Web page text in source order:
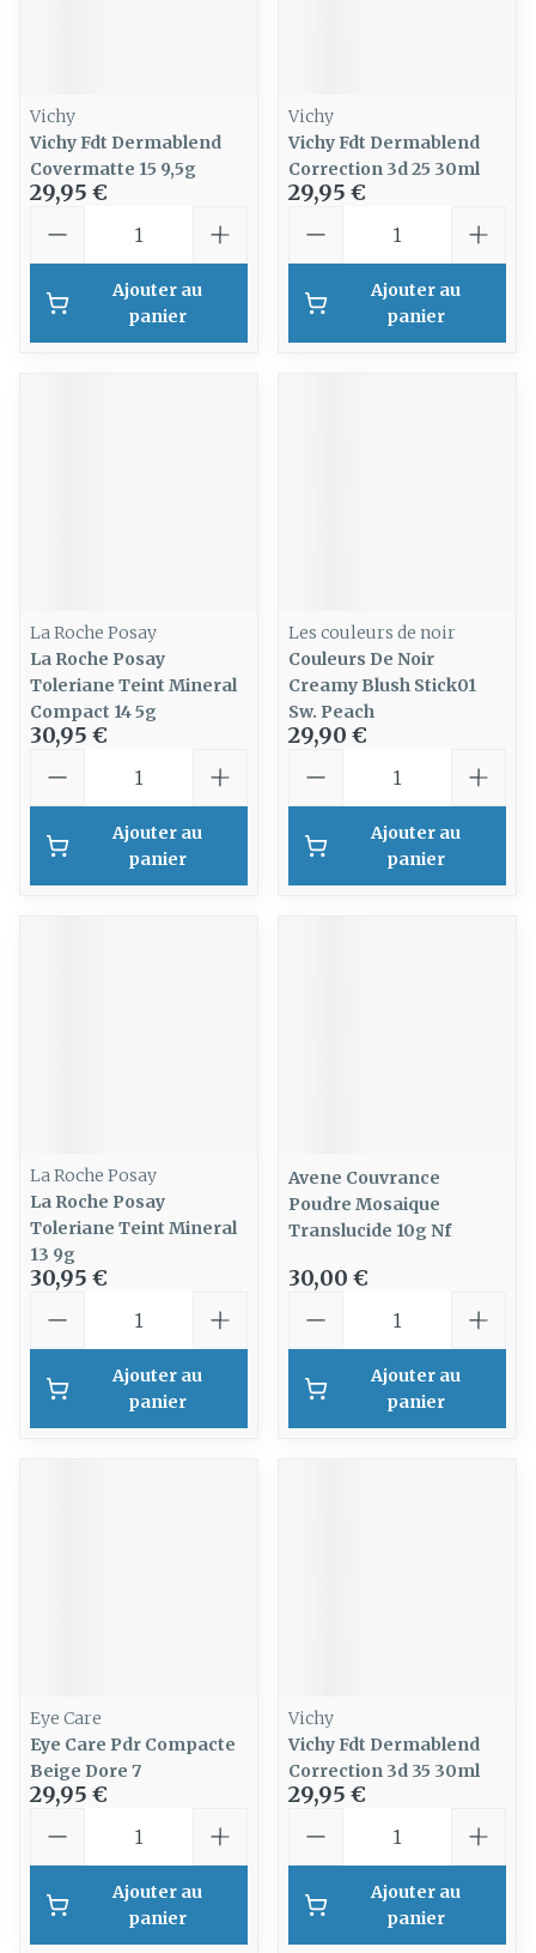
Vichy
Vichy Fdt Dermablend
Covermatte 15 9,5g
29,95 €
Ajouter au
panier
Vichy
Vichy Fdt Dermablend
Correction 3d 25 30ml
29,95 €
Ajouter au
panier
La Roche Posay
La Roche Posay
Toleriane Teint Mineral
Compact 14 5g
30,95 €
Ajouter au
panier
Les couleurs de noir
Couleurs De Noir
Creamy Blush Stick01
Sw. Peach
29,90 €
Ajouter au
panier
La Roche Posay
La Roche Posay
Toleriane Teint Mineral
13 9g
30,95 €
Ajouter au
panier
Avene Couvrance
Poudre Mosaique
Translucide 10g Nf
30,00 €
Ajouter au
panier
Eye Care
Eye Care Pdr Compacte
Beige Dore 7
29,95 €
Ajouter au
panier
Vichy
Vichy Fdt Dermablend
Correction 3d 35 30ml
29,95 €
Ajouter au
panier